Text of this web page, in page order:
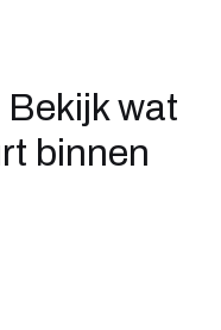
wat
binnen